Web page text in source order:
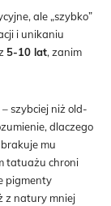
ale „szybko”
i unikaniu
5-10 lat, zanim
szybciej niż old-
dlaczego
mu
tatuażu chroni
pigmenty
z natury mniej